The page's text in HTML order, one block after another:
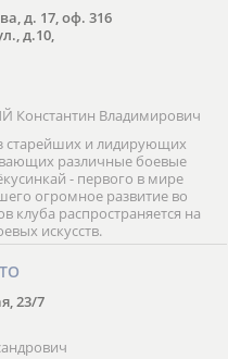
д. 17, оф. 316
д.10,
Константин Владимирович
старейших и лидирующих
различные боевые
- первого в мире
огромное развитие во
клуба распространяется на
искусств.
23/7